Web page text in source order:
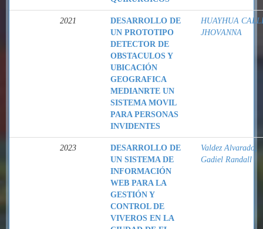
2021
DESARROLLO DE
UN PROTOTIPO
DETECTOR DE
OBSTACULOS Y
UBICACIÓN
GEOGRAFICA
MEDIANRTE UN
SISTEMA MOVIL
PARA PERSONAS
INVIDENTES
HUAYHUA
JHOVANNA
2023
DESARROLLO DE
UN SISTEMA DE
INFORMACIÓN
WEB PARA LA
GESTIÓN Y
CONTROL DE
VIVEROS EN LA
Valdez Alvarado,
Gadiel Randall